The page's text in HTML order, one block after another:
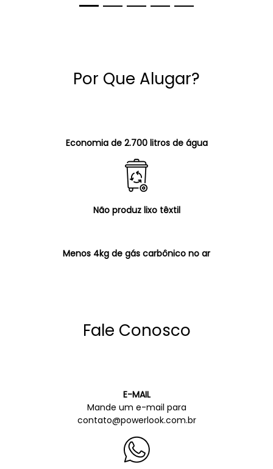
Por Que Alugar?
Economia de 2.700 litros de água
Não produz lixo têxtil
Menos 4kg de gás carbônico no ar
Fale Conosco
E-MAIL
Mande um e-mail para
contato@powerlook.com.br